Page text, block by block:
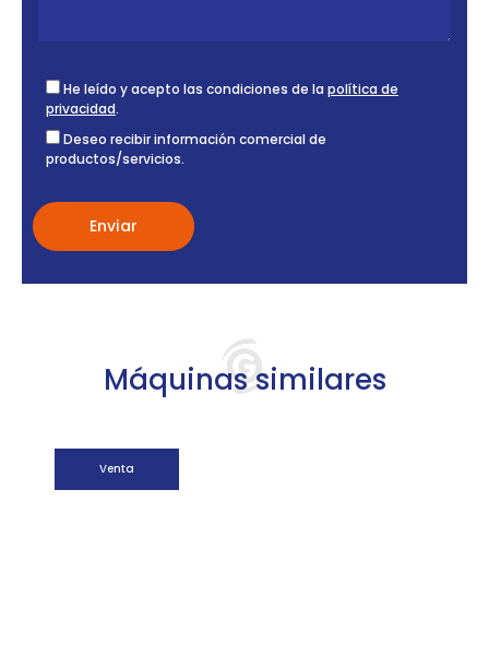
He leído y acepto las condiciones de la política de
privacidad.
Deseo recibir información comercial de
productos/servicios.
Máquinas similares
Venta